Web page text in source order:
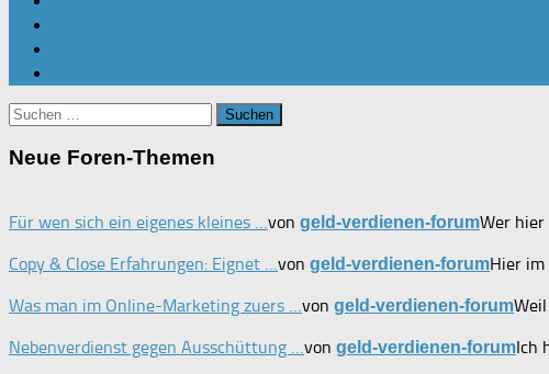
Suchen
nach:
Neue Foren-Themen
Für wen sich ein eigenes kleines …von geld-verdienen-forumWer
Copy & Close Erfahrungen: Eignet …von geld-verdienen-forumHier
Was man im Online-Marketing zuers …von geld-verdienen-forum
Nebenverdienst gegen Ausschüttung …von geld-verdienen-forumIch